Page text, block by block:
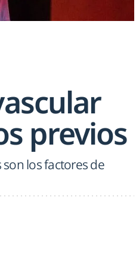
previos
los factores de